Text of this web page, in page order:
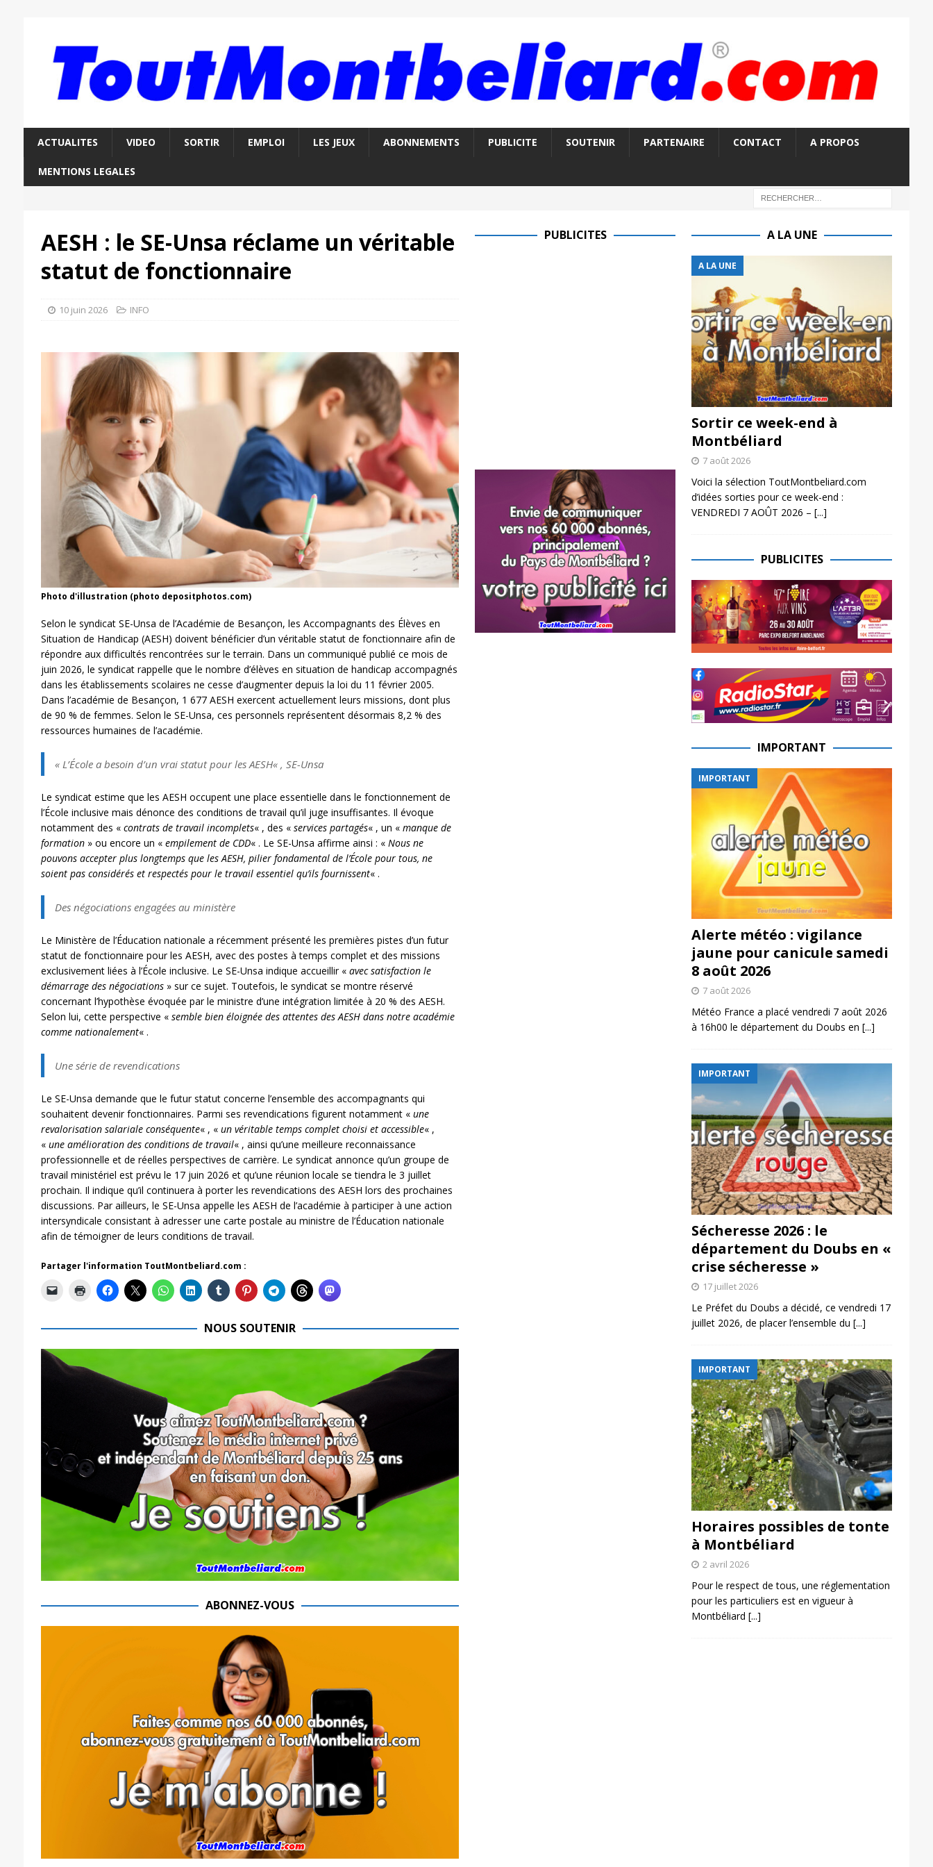
ACTUALITES VIDEO SORTIR EMPLOI LES JEUX ABONNEMENTS PUBLICITE SOUTENIR PARTENAIRE CONTACT A PROPOS
MENTIONS LEGALES
AESH : le SE-Unsa réclame un véritable
statut de fonctionnaire
10 juin 2026 INFO
Photo d'illustration (photo depositphotos.com)
Selon le syndicat SE-Unsa de l’Académie de Besançon, les Accompagnants des Élèves en
Situation de Handicap (AESH) doivent bénéficier d’un véritable statut de fonctionnaire afin de
répondre aux difficultés rencontrées sur le terrain. Dans un communiqué publié ce mois de
juin 2026, le syndicat rappelle que le nombre d’élèves en situation de handicap accompagnés
dans les établissements scolaires ne cesse d’augmenter depuis la loi du 11 février 2005.
Dans l’académie de Besançon, 1 677 AESH exercent actuellement leurs missions, dont plus
de 90 % de femmes. Selon le SE-Unsa, ces personnels représentent désormais 8,2 % des
ressources humaines de l’académie.
« L’École a besoin d’un vrai statut pour les AESH« , SE-Unsa
Le syndicat estime que les AESH occupent une place essentielle dans le fonctionnement de
l’École inclusive mais dénonce des conditions de travail qu’il juge insuffisantes. Il évoque
notamment des « contrats de travail incomplets« , des « services partagés« , un « manque de
formation» ou encore un « empilement de CDD« . Le SE-Unsa affirme ainsi : « Nous ne
pouvons accepter plus longtemps que les AESH, pilier fondamental de l’École pour tous, ne
soient pas considérés et respectés pour le travail essentiel qu’ils fournissent« .
Des négociations engagées au ministère
Le Ministère de l’Éducation nationale a récemment présenté les premières pistes d’un futur
statut de fonctionnaire pour les AESH, avec des postes à temps complet et des missions
exclusivement liées à l’École inclusive. Le SE-Unsa indique accueillir « avec satisfaction le
démarrage des négociations» sur ce sujet. Toutefois, le syndicat se montre réservé
concernant l’hypothèse évoquée par le ministre d’une intégration limitée à 20 % des AESH.
Selon lui, cette perspective « semble bien éloignée des attentes des AESH dans notre académie
comme nationalement« .
Une série de revendications
Le SE-Unsa demande que le futur statut concerne l’ensemble des accompagnants qui
souhaitent devenir fonctionnaires. Parmi ses revendications figurent notamment « une
revalorisation salariale conséquente« , « un véritable temps complet choisi et accessible« ,
« une amélioration des conditions de travail« , ainsi qu’une meilleure reconnaissance
professionnelle et de réelles perspectives de carrière. Le syndicat annonce qu’un groupe de
travail ministériel est prévu le 17 juin 2026 et qu’une réunion locale se tiendra le 3 juillet
prochain. Il indique qu’il continuera à porter les revendications des AESH lors des prochaines
discussions. Par ailleurs, le SE-Unsa appelle les AESH de l’académie à participer à une action
intersyndicale consistant à adresser une carte postale au ministre de l’Éducation nationale
afin de témoigner de leurs conditions de travail.
Partager l'information ToutMontbeliard.com :
NOUS SOUTENIR
ABONNEZ-VOUS
PUBLICITES A LA UNE
A LA UNE
Sortir ce week-end à
Montbéliard
7 août 2026
Voici la sélection ToutMontbeliard.com
d’idées sorties pour ce week-end :
VENDREDI 7 AOÛT 2026 – [...]
PUBLICITES
IMPORTANT
IMPORTANT
Alerte météo : vigilance
jaune pour canicule samedi
8 août 2026
7 août 2026
Météo France a placé vendredi 7 août 2026
à 16h00 le département du Doubs en [...]
IMPORTANT
Sécheresse 2026 : le
département du Doubs en «
crise sécheresse »
17 juillet 2026
Le Préfet du Doubs a décidé, ce vendredi 17
juillet 2026, de placer l’ensemble du [...]
IMPORTANT
Horaires possibles de tonte
à Montbéliard
2 avril 2026
Pour le respect de tous, une réglementation
pour les particuliers est en vigueur à
Montbéliard [...]